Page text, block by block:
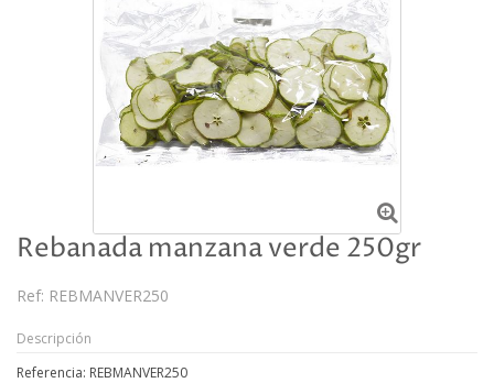
Rebanada manzana verde 250gr
Ref: REBMANVER250
Descripción
Referencia: REBMANVER250